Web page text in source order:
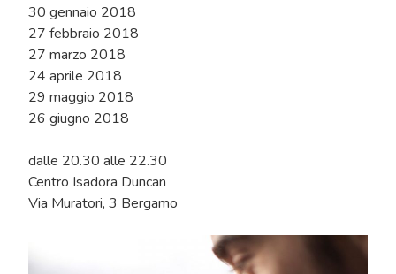
30 gennaio 2018
27 febbraio 2018
27 marzo 2018
24 aprile 2018
29 maggio 2018
26 giugno 2018
dalle 20.30 alle 22.30
Centro Isadora Duncan
Via Muratori, 3 Bergamo